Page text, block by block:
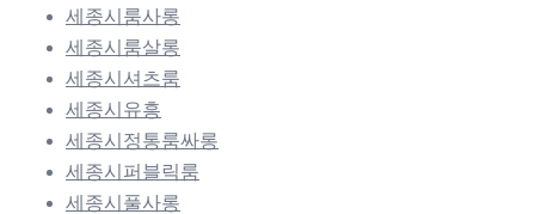
세종시룸사롱
세종시룸살롱
세종시셔츠룸
세종시유흥
세종시정통룸싸롱
세종시퍼블릭룸
세종시풀사롱